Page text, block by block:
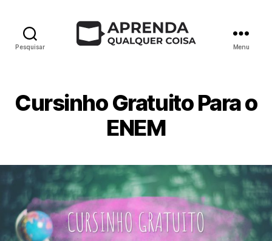
Pesquisar Menu
Cursinho Gratuito Para o
ENEM